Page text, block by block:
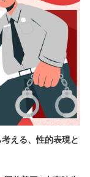
える、性的表現と